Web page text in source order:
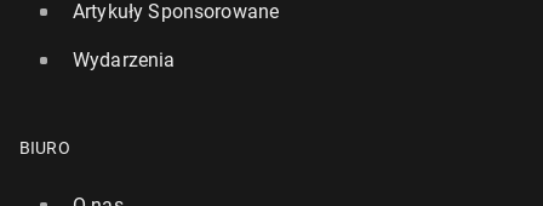
Artykuły Sponsorowane
Wydarzenia
BIURO